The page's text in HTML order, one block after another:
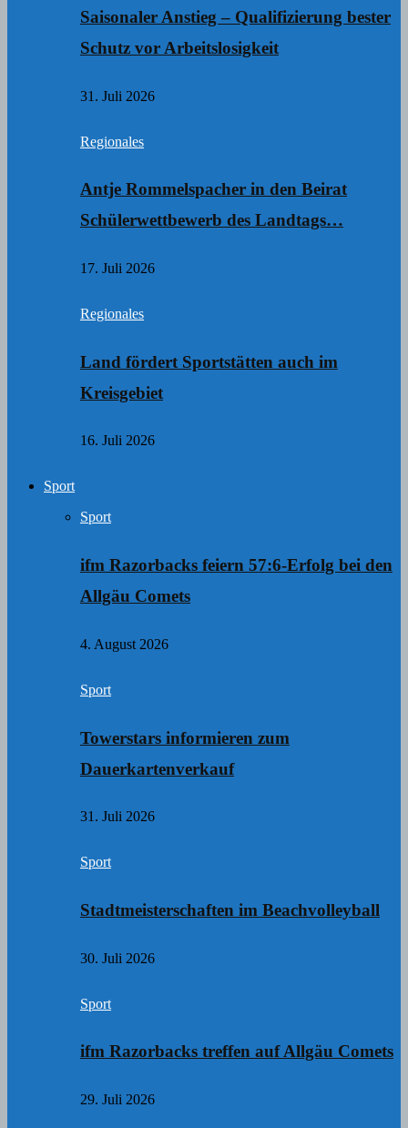
Saisonaler Anstieg – Qualifizierung bester
Schutz vor Arbeitslosigkeit
31. Juli 2026
Regionales
Antje Rommelspacher in den Beirat
Schülerwettbewerb des Landtags…
17. Juli 2026
Regionales
Land fördert Sportstätten auch im
Kreisgebiet
16. Juli 2026
Sport
Sport
ifm Razorbacks feiern 57:6-Erfolg bei den
Allgäu Comets
4. August 2026
Sport
Towerstars informieren zum
Dauerkartenverkauf
31. Juli 2026
Sport
Stadtmeisterschaften im Beachvolleyball
30. Juli 2026
Sport
ifm Razorbacks treffen auf Allgäu Comets
29. Juli 2026